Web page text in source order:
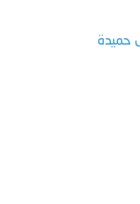
حميدة